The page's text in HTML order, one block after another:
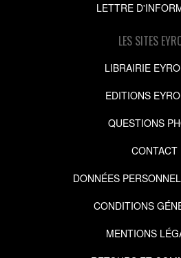
LETTRE
LES SITES
LIBRAIRIE
EDITIONS
QUESTIONS
CONTACT
DONNÉES
CONDITIONS
MENTIONS